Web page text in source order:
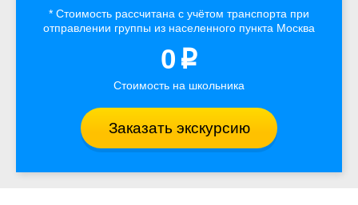
* Стоимость рассчитана с учётом транспорта при
отправлении группы из населенного пункта Москва
0 p
Стоимость на школьника
Заказать экскурсию